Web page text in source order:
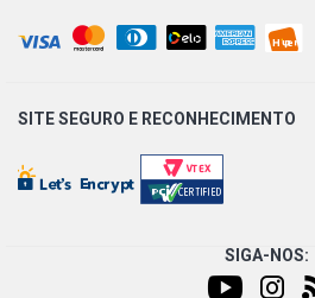
SITE SEGURO E RECONHECIMENTO
SIGA-NOS: